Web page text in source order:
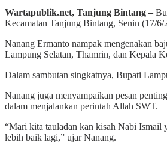
Wartapublik.net, Tanjung Bintang –
Kecamatan Tanjung Bintang, Senin (17/6/
Nanang Ermanto nampak mengenakan
Lampung Selatan, Thamrin, dan Kepala
Dalam sambutan singkatnya, Bupati
Nanang juga menyampaikan pesan
dalam menjalankan perintah Allah SWT.
“Mari kita tauladan kan kisah Nabi Ismail
lebih baik lagi,” ujar Nanang.